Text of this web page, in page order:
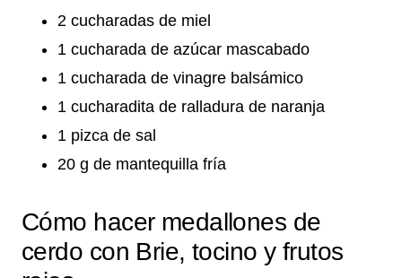
2 cucharadas de miel
1 cucharada de azúcar mascabado
1 cucharada de vinagre balsámico
1 cucharadita de ralladura de naranja
1 pizca de sal
20 g de mantequilla fría
Cómo hacer medallones de
cerdo con Brie, tocino y frutos